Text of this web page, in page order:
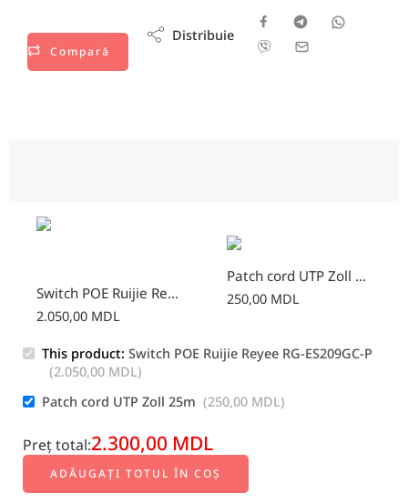
Compară
Distribuie
Switch POE Ruijie Reyee RG-ES209GC-P
2.050,00 MDL
Patch cord UTP Zoll 25m
250,00 MDL
This product: Switch POE Ruijie Reyee RG-ES209GC-P
(2.050,00 MDL)
Patch cord UTP Zoll 25m (250,00 MDL)
Preț total:2.300,00 MDL
ADĂUGAȚI TOTUL ÎN COȘ